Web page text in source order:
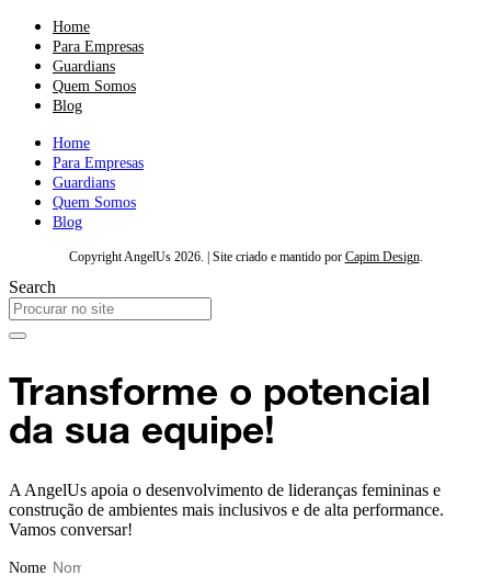
Home
Para Empresas
Guardians
Quem Somos
Blog
Home
Para Empresas
Guardians
Quem Somos
Blog
Copyright AngelUs 2026. | Site criado e mantido por Capim Design.
Search
Transforme o potencial
da sua equipe!
A AngelUs apoia o desenvolvimento de lideranças femininas e
construção de ambientes mais inclusivos e de alta performance.
Vamos conversar!
Nome